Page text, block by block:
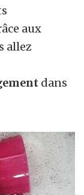
aux
allez
dans